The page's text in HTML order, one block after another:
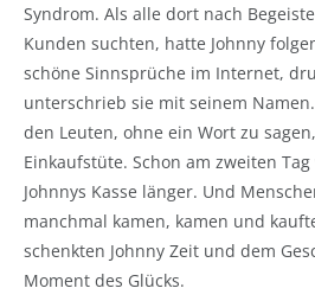
Syndrom. Als alle dort nach
Kunden suchten, hatte Johnny
schöne Sinnsprüche im Internet,
unterschrieb sie mit seinem
den Leuten, ohne ein Wort zu
Einkaufstüte. Schon am zweiten
Johnnys Kasse länger. Und
manchmal kamen, kamen und
schenkten Johnny Zeit und dem
Moment des Glücks.